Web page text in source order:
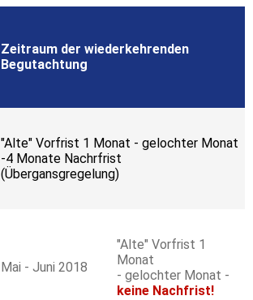
Zeitraum der wiederkehrenden
Begutachtung
"Alte" Vorfrist 1 Monat - gelochter Monat
-4 Monate Nachrfrist
(Übergansgregelung)
Mai - Juni 2018
"Alte" Vorfrist 1
Monat
- gelochter Monat -
keine Nachfrist!